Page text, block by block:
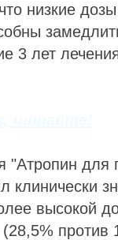
низкие
3 лет
для
клинически
высокой
против